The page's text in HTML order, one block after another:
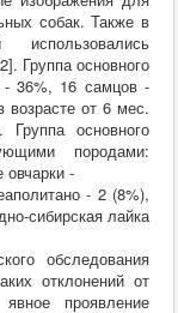
собак. Также в
использовались
Группа основного
- 36%, 16 самцов -
возрасте от 6 мес.
основного
породами:
овчарки -
- 2 (8%),
сибирская лайка
обследования
отклонений от
проявление